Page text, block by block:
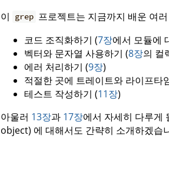
이
grep 프로젝트는 지금까지 배운 여
코드 조직화하기 (7장에서 모듈에
벡터와 문자열 사용하기 (8장의 컬
에러 처리하기 (9장)
적절한 곳에 트레이트와 라이프타
테스트 작성하기 (11장)
아울러 13장과 17장에서 자세히 다루
object) 에 대해서도 간략히 소개하겠습